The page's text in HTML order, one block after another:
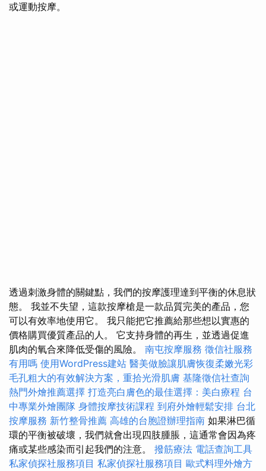
或運動按摩。
透過刺激身體的關鍵點，我們的按摩護理達到平衡的休息狀
態。 我並不失望，這款按摩槍是一款品質完美的產品，您
可以有效率地使用它。 我只能把它推薦給那些想以實惠的
價格購買優質產品的人。 它支持身體的再生，並透過促進
肌肉的氧合來降低受傷的風險。 南屯按摩服務 徵信社服務
有用嗎 使用WordPress建站 醫美做臉讓肌膚恢復柔嫩光彩
毛孔粗大的有效解決方案，重拾光滑肌膚 基隆徵信社查詢
熱門外燴推薦選擇 打造亮白膚色的最佳選擇：美白療程 台
中專業外燴團隊 身體按摩技術課程 到府外燴輕鬆安排 台北
按摩服務 新竹整骨推薦 高雄的台胞證辦理指南 如果淋巴循
環的平衡被破壞，我們就會出現四肢腫脹，這通常會因為疼
痛或某些感染而引起我們的注意。 撥筋療法 電話查詢工具
私家偵探社服務項目 私家偵探社服務項目 歐式料理外燴方